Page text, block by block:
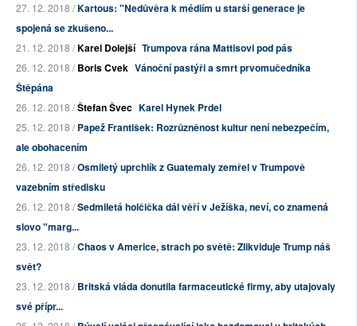
27. 12. 2018 /Kartous: "Nedůvěra k médiím u starší generace je
spojená se zkušeno...
21. 12. 2018 /Karel Dolejší Trumpova rána Mattisovi pod pás
26. 12. 2018 /Boris Cvek Vánoční pastýři a smrt prvomučedníka
Štěpána
26. 12. 2018 /Štefan Švec Karel Hynek Prdel
25. 12. 2018 /Papež František: Rozrůzněnost kultur není nebezpečím,
ale obohacením
26. 12. 2018 /Osmiletý uprchlík z Guatemaly zemřel v Trumpově
vazebním středisku
26. 12. 2018 /Sedmiletá holčička dál věří v Ježíška, neví, co znamená
slovo "marg...
23. 12. 2018 /Chaos v Americe, strach po světě: Zlikviduje Trump náš
svět?
23. 12. 2018 /Britská vláda donutila farmaceutické firmy, aby utajovaly
své přípr...